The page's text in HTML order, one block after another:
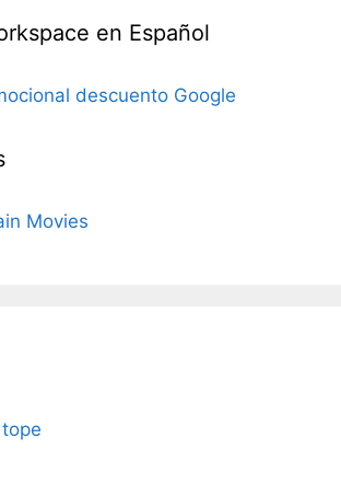
en Español
descuento Google
Movies